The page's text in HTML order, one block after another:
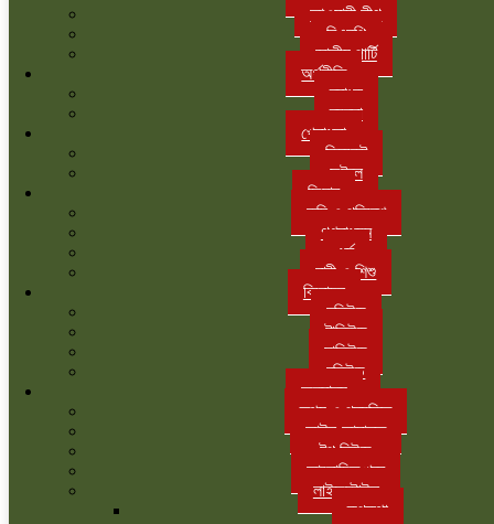
আওয়ামী লীগ
বিএনপি
জাতীয় পার্টি
অর্থনীতি
ব্যাংক
ব্যবসা
খেলাধুলা
ক্রিকেট
ফুটবল
ফিচার
কৃষি ও পরিবেশ
গণমাধ্যম
ধর্ম
নারী ও শিশু
বিনোদন
হলিউড
টালিউড
ঢালিউড
বলিউড
অন্যান্য
তথ্য ও প্রযুক্তি
আইন-আদালত
টপ নিউজ
আলোচিত খবর
লাইফস্টাইল
রূপকথা